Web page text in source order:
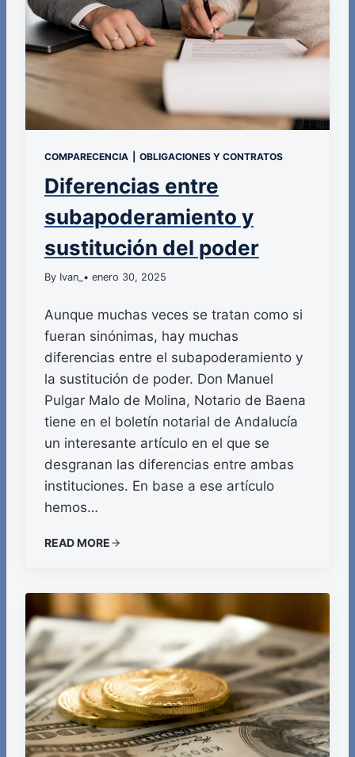
COMPARECENCIA OBLIGACIONES Y CONTRATOS
Diferencias entre
subapoderamiento y
sustitución del poder
By Ivan_ • enero 30, 2025
Aunque muchas veces se tratan como si
fueran sinónimas, hay muchas
diferencias entre el subapoderamiento y
la sustitución de poder. Don Manuel
Pulgar Malo de Molina, Notario de Baena
tiene en el boletín notarial de Andalucía
un interesante artículo en el que se
desgranan las diferencias entre ambas
instituciones. En base a ese artículo
hemos…
READ MORE